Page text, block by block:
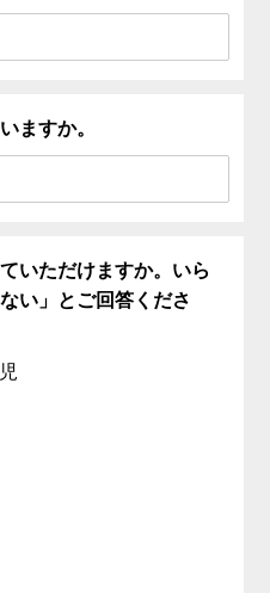
ますか。
いただけますか。いら
い」とご回答くださ